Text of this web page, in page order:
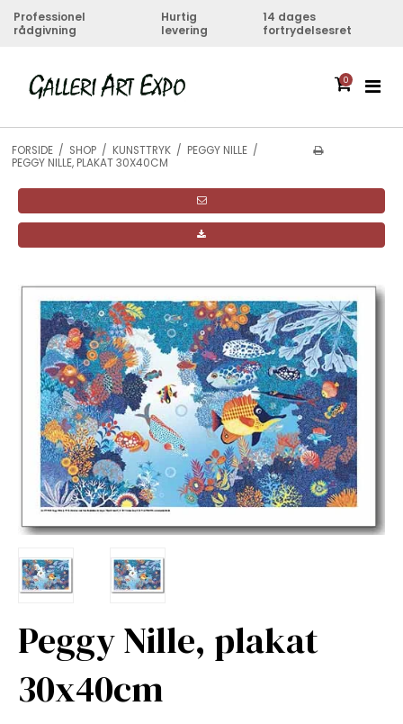
Professionel
rådgivning
Hurtig
levering
14 dages
fortrydelsesret
0
FORSIDE / SHOP / KUNSTTRYK / PEGGY NILLE /
PEGGY NILLE, PLAKAT 30X40CM
Peggy Nille, plakat
30x40cm